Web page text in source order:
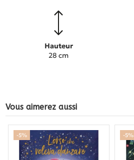
Hauteur
28 cm
Vous aimerez aussi
-5% -5%